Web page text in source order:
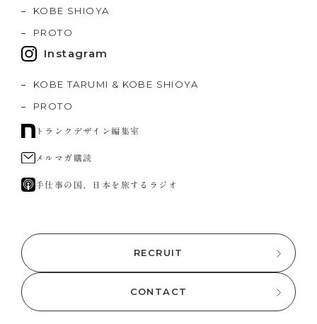
KOBE SHIOYA
PROTO
Instagram
KOBE TARUMI & KOBE SHIOYA
PROTO
トランクデザイン編集室
メルマガ購読
手仕事の国、日本を旅するラジオ
RECRUIT
CONTACT